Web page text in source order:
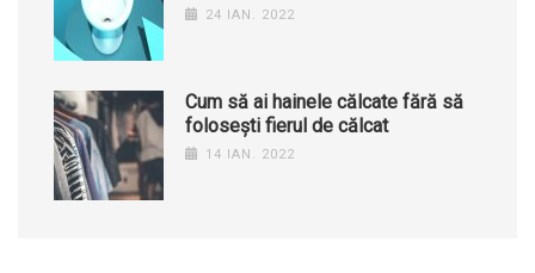
24 IAN. 2022
Cum să ai hainele călcate fără să
folosești fierul de călcat
14 IAN. 2022